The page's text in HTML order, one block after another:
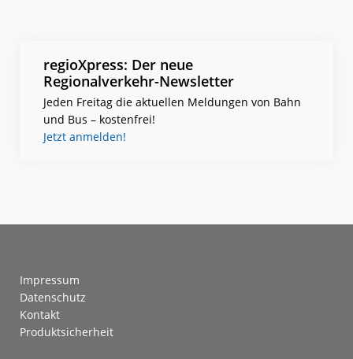
regioXpress: Der neue
Regionalverkehr-Newsletter
Jeden Freitag die aktuellen Meldungen von Bahn
und Bus – kostenfrei!
Jetzt anmelden!
Impressum
Datenschutz
Kontakt
Produktsicherheit